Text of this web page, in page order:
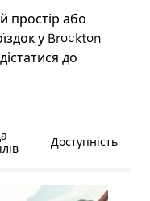
простір або
у Brockton
до
Доступність